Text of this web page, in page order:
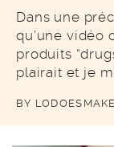
Dans une
qu’une vidéo
produits
plairait et je
BY